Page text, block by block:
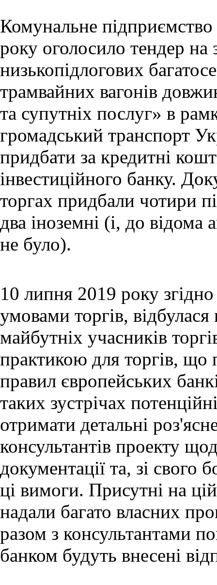
Комунальне
року оголосило тендер
низькопідлогових
трамвайних вагонів
та супутніх послуг» в
громадський транспорт
придбати за кредитні
інвестиційного банку.
торгах придбали чотири
два іноземні (і, до
не було).
10 липня 2019 року
умовами торгів, відбулася
майбутніх учасників
практикою для торгів, що
правил європейських
таких зустрічах
отримати детальні
консультантів проекту
документації та, зі свого
ці вимоги. Присутні на
надали багато власних
разом з консультантами
банком будуть внесені